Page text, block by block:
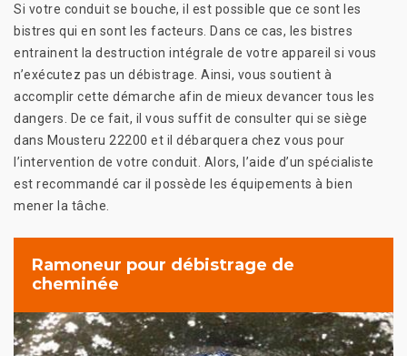
Si votre conduit se bouche, il est possible que ce sont les
bistres qui en sont les facteurs. Dans ce cas, les bistres
entrainent la destruction intégrale de votre appareil si vous
n’exécutez pas un débistrage. Ainsi, vous soutient à
accomplir cette démarche afin de mieux devancer tous les
dangers. De ce fait, il vous suffit de consulter qui se siège
dans Mousteru 22200 et il débarquera chez vous pour
l’intervention de votre conduit. Alors, l’aide d’un spécialiste
est recommandé car il possède les équipements à bien
mener la tâche.
Ramoneur pour débistrage de
cheminée